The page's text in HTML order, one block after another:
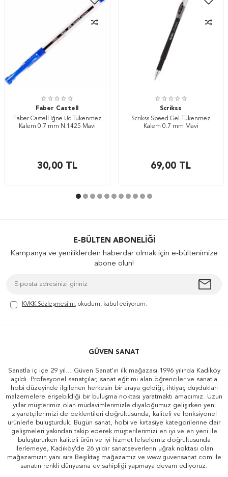
Faber Castell
Faber Castell İğne Uc Tükenmez
Kalem 0.7 mm N:1425 Mavi
30,00TL
Scrikss
Scrikss Speed Gel Tükenmez
Kalem 0.7 mm Mavi
69,00 TL
E-BÜLTEN ABONELIĞI
Kampanya ve yeniliklerden haberdar olmak için e-bültenimize
abone olun!
KVKK Sözleşmesi'ni, okudum, kabul ediyorum.
GÜVEN SANAT
Sanatla iç içe 29 yıl... Güven Sanat'ın ilk mağazası 1996 yılında Kadıköy
açıldı. Profesyonel sanatçılar, sanat eğitimi alan öğrenciler ve sanatla
hobi düzeyinde ilgilenen herkesin bir araya geldiği, ihtiyaç duydukları
malzemelere erişebildiği bir buluşma noktası yaratmaktı amacımız. Uzun
yıllar müşterimiz olan müdavimlerimizle diyaloğumuz gelişirken yeni
ziyaretçilerimizi de beklentileri doğrultusunda, kaliteli ve fonksiyonel
ürünlerle buluşturduk. Bugün sanat, hobi ve kırtasiye kategorilerine dair
gelişmeleri yakından takip ederek müşterilerimizi en iyi ve en yeni ile
buluştururken kaliteli ürün ve iyi hizmet felsefemiz doğrultusunda
ilerlemeye, Kadıköy'de 26 yıldır sanatseverlerin uğrak noktası olan
mağazamızın yanı sıra Beşiktaş mağazamız ve www.guvensanat.com ile
sanatın renkli dünyasına ev sahipliği yapmaya devam ediyoruz.